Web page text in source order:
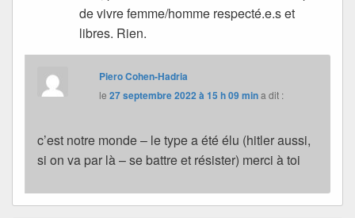
de vivre femme/homme respecté.e.s et
libres. Rien.
Piero Cohen-Hadria
le27 septembre 2022 à 15 h 09 mina dit :
c’est notre monde – le type a été élu (hitler aussi,
si on va par là – se battre et résister) merci à toi